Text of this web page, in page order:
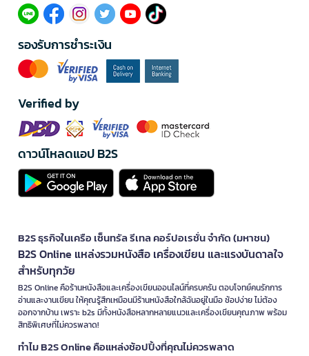
รองรับการชำระเงิน
Verified by
ดาวน์โหลดแอป B2S
B2S ธุรกิจในเครือ เซ็นทรัล รีเทล คอร์ปอเรชั่น จำกัด (มหาชน)
B2S Online แหล่งรวมหนังสือ เครื่องเขียน และแรงบันดาลใจ
สำหรับทุกวัย
B2S Online คือร้านหนังสือและเครื่องเขียนออนไลน์ที่ครบครัน ตอบโจทย์คนรักการ
อ่านและงานเขียน ให้คุณรู้สึกเหมือนมีร้านหนังสือใกล้ฉันอยู่ในมือ ช้อปง่าย ไม่ต้อง
ออกจากบ้าน เพราะ b2s มีทั้งหนังสือหลากหลายแนวและเครื่องเขียนคุณภาพ พร้อม
สิทธิพิเศษที่ไม่ควรพลาด!
ทำไม B2S Online คือแหล่งช้อปปิ้งที่คุณไม่ควรพลาด